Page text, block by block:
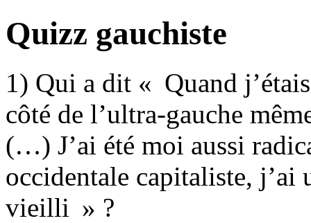
Quizz gauchiste
1) Qui a dit « Quand
côté de l’ultra-gauche
(…) J’ai été moi aussi
occidentale capitaliste, j’ai
vieilli » ?